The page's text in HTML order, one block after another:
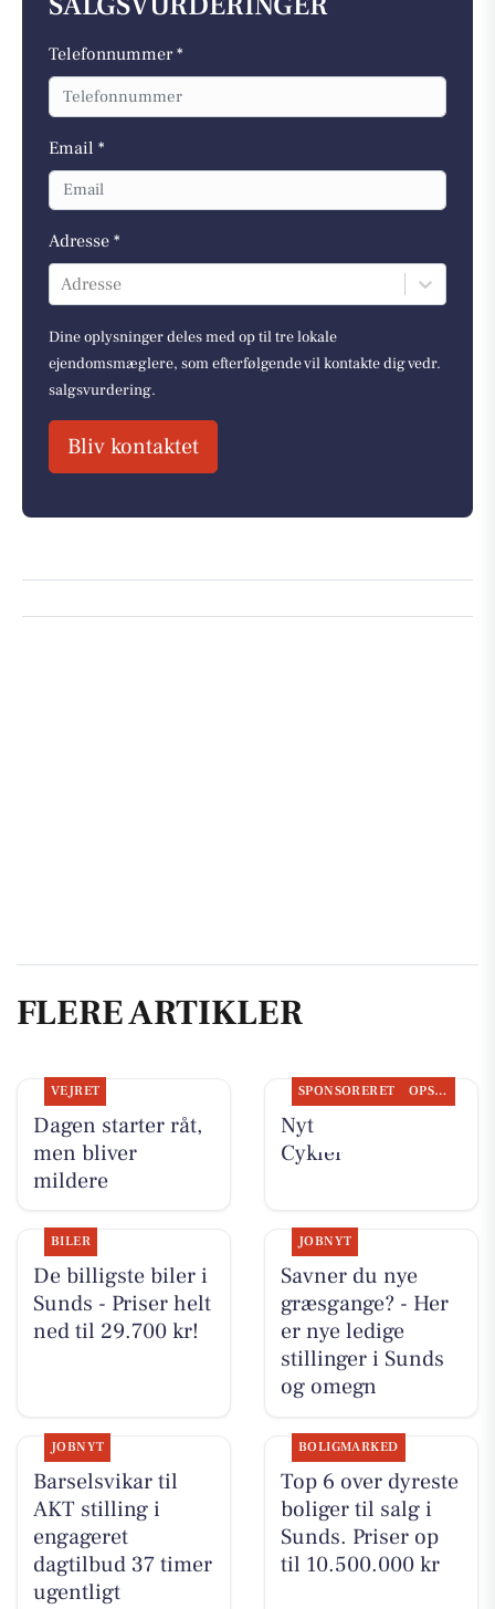
Telefonnummer *
Email *
Adresse *
Adresse
Dine oplysninger deles med op til tre lokale
ejendomsmæglere, som efterfølgende vil kontakte dig vedr.
salgsvurdering.
Bliv kontaktet
FLERE ARTIKLER
VEJRET
Dagen starter råt,
men bliver
mildere
SPONSORERET OPSLAGSTAVLEN
Nyt fra Per P.
Cykler
BILER
De billigste biler i
Sunds - Priser helt
ned til 29.700 kr!
JOBNYT
Savner du nye
græsgange? - Her
er nye ledige
stillinger i Sunds
og omegn
JOBNYT
Barselsvikar til
AKT stilling i
engageret
dagtilbud 37 timer
ugentligt
BOLIGMARKED
Top 6 over dyreste
boliger til salg i
Sunds. Priser op
til 10.500.000 kr